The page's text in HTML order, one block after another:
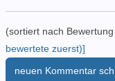
(sortiert nach
bewertete zuerst)]
neuen Kommentar